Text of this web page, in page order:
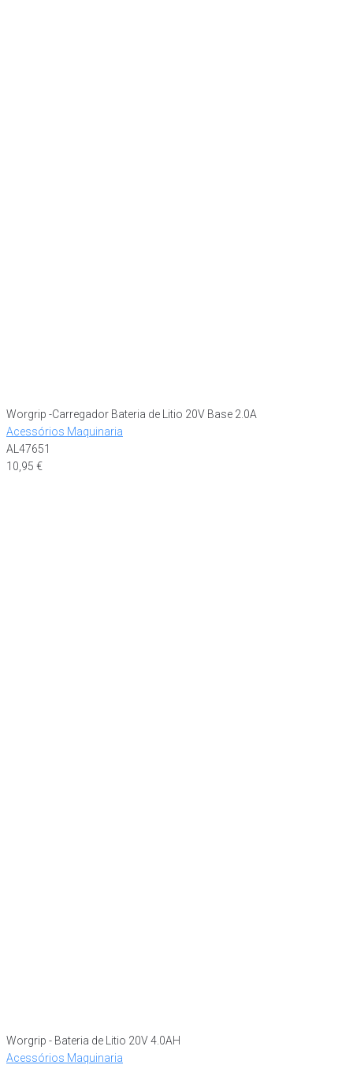
Worgrip -Carregador Bateria de Litio 20V Base 2.0A
Acessórios Maquinaria
AL47651
10,95 €
Worgrip - Bateria de Litio 20V 4.0AH
Acessórios Maquinaria